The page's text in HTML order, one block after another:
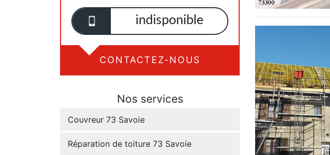
indisponible
CONTACTEZ-NOUS
Nos services
Couvreur 73 Savoie
Réparation de toiture 73 Savoie